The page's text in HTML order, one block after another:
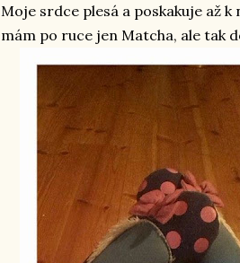
Moje srdce plesá a poskakuje až k
mám po ruce jen Matcha, ale tak